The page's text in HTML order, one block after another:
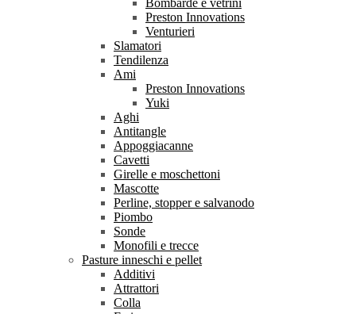
Bombarde e vetrini
Preston Innovations
Venturieri
Slamatori
Tendilenza
Ami
Preston Innovations
Yuki
Aghi
Antitangle
Appoggiacanne
Cavetti
Girelle e moschettoni
Mascotte
Perline, stopper e salvanodo
Piombo
Sonde
Monofili e trecce
Pasture inneschi e pellet
Additivi
Attrattori
Colla